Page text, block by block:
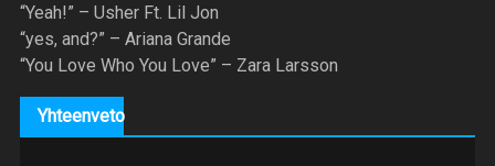
“Yeah!” – Usher Ft. Lil Jon
“yes, and?” – Ariana Grande
“You Love Who You Love” – Zara Larsson
Yhteenveto